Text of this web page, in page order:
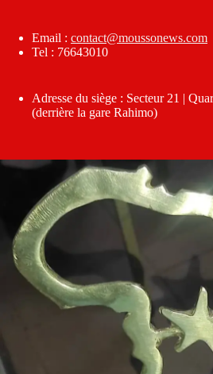
Email : contact@moussonews.com
Tel : 76643010
Adresse du siège : Secteur 21 |
(derrière la gare Rahimo)